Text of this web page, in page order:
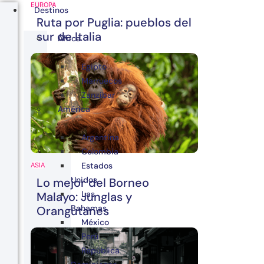
EUROPA
Ruta por Puglia: pueblos del
sur de Italia
ASIA
Lo mejor del Borneo
Malayo: Junglas y
Orangutanes
Destinos
África
Egipto
Marruecos
Zanzibar
América
Argentina
Colombia
Estados
Unidos
Las
Bahamas
México
Perú
República